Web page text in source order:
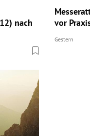
nach
vor
Gestern